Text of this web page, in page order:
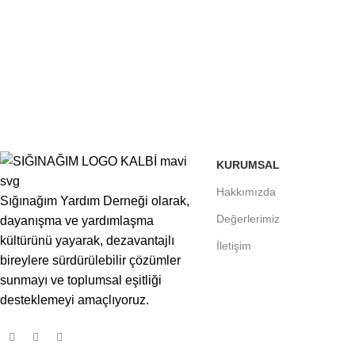
Sığınağım Yardım Derneği olarak,
dayanışma ve yardımlaşma
kültürünü yayarak, dezavantajlı
bireylere sürdürülebilir çözümler
sunmayı ve toplumsal eşitliği
desteklemeyi amaçlıyoruz.
KURUMSAL
Hakkımızda
Değerlerimiz
İletişim